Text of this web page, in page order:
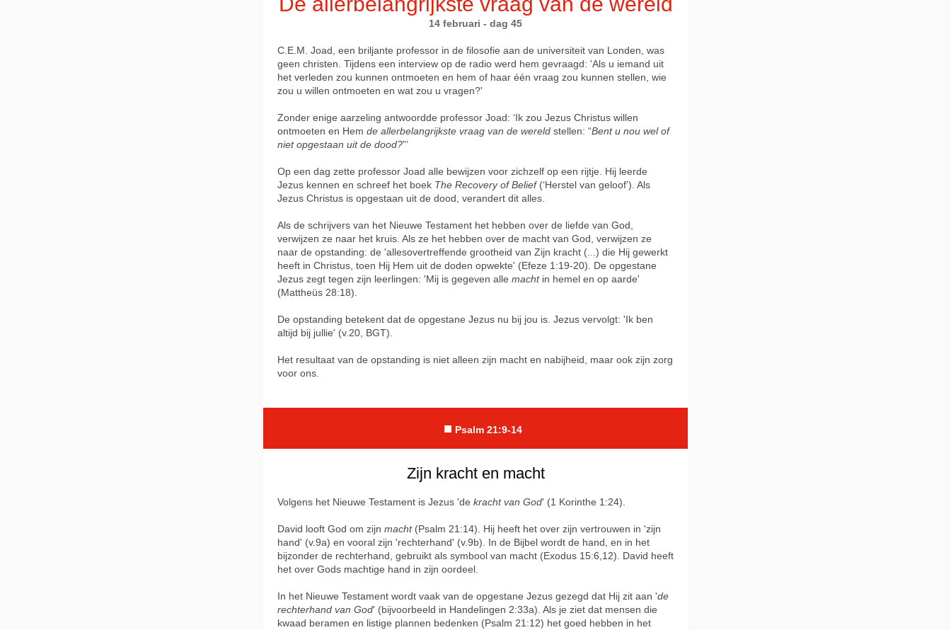
14 februari - dag 45
C.E.M. Joad, een briljante professor in de filosofie aan de universiteit van Londen, was
geen christen. Tijdens een interview op de radio werd hem gevraagd: 'Als u iemand uit
het verleden zou kunnen ontmoeten en hem of haar één vraag zou kunnen stellen, wie
zou u willen ontmoeten en wat zou u vragen?'
Zonder enige aarzeling antwoordde professor Joad: ‘Ik zou Jezus Christus willen
ontmoeten en Hem de allerbelangrijkste vraag van de wereld stellen: “Bent u nou wel of
niet opgestaan uit de dood?”’
Op een dag zette professor Joad alle bewijzen voor zichzelf op een rijtje. Hij leerde
Jezus kennen en schreef het boek The Recovery of Belief(‘Herstel van geloof’). Als
Jezus Christus is opgestaan uit de dood, verandert dit alles.
Als de schrijvers van het Nieuwe Testament het hebben over de liefde van God,
verwijzen ze naar het kruis. Als ze het hebben over de macht van God, verwijzen ze
naar de opstanding: de 'allesovertreffende grootheid van Zijn kracht (...) die Hij gewerkt
heeft in Christus, toen Hij Hem uit de doden opwekte' (Efeze 1:19-20). De opgestane
Jezus zegt tegen zijn leerlingen: 'Mij is gegeven alle machtin hemel en op aarde'
(Mattheüs 28:18).
De opstanding betekent dat de opgestane Jezus nu bij jou is. Jezus vervolgt: 'Ik ben
altijd bij jullie' (v.20, BGT).
Het resultaat van de opstanding is niet alleen zijn macht en nabijheid, maar ook zijn zorg
voor ons.
■ Psalm 21:9-14
Zijn kracht en macht
Volgens het Nieuwe Testament is Jezus 'de kracht van God' (1 Korinthe 1:24).
David looft God om zijn macht (Psalm 21:14). Hij heeft het over zijn vertrouwen in 'zijn
hand' (v.9a) en vooral zijn 'rechterhand' (v.9b). In de Bijbel wordt de hand, en in het
bijzonder de rechterhand, gebruikt als symbool van macht (Exodus 15:6,12). David heeft
het over Gods machtige hand in zijn oordeel.
In het Nieuwe Testament wordt vaak van de opgestane Jezus gezegd dat Hij zit aan 'de
rechterhand van God' (bijvoorbeeld in Handelingen 2:33a). Als je ziet dat mensen die
kwaad beramen en listige plannen bedenken (Psalm 21:12) het goed hebben in het